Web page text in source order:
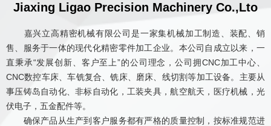
嘉兴立高精密机械有限公司是一家集机械加工制造、装配、销
售、服务于一体的现代化精密零件加工企业。本公司自成立以来，一
直秉承“发展创新、客户至上”的公司理念，公司拥CNC加工中心、
CNC数控车床、车铣复合、铣床、磨床、线切割等加工设备。主要从
事压铸岛自动化、非标自动化，工装夹具，航空航天，医疗机械，光
伏电子，五金配件等。
确保产品从生产到客户服务都有严格的质量控制，按标准规范进
Jiaxing Ligao Precision Machinery Co.,Lto